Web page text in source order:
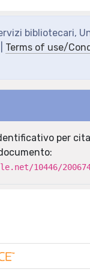
bibliotecari,
Terms of use/
per
10446/